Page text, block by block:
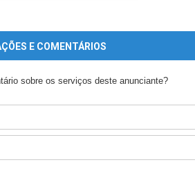
E COMENTÁRIOS
sobre os serviços deste anunciante?